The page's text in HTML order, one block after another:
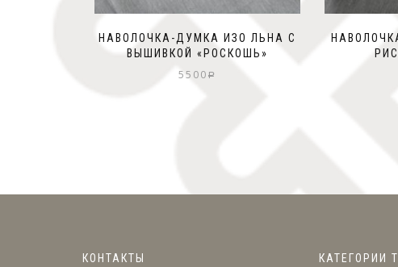
НАВОЛОЧКА-ДУМКА ИЗО ЛЬНА С
ВЫШИВКОЙ «РОСКОШЬ»
5500 Р
КОНТАКТЫ КАТЕГОРИИ